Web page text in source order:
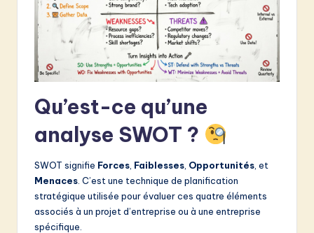
w
o
Qu’est-ce qu’une
analyse SWOT ?
SWOT signifie Forces Faiblesses Opportunités , et
Menaces . C’est une technique de planification
stratégique utilisée pour évaluer ces quatre éléments
associés à un projet d’entreprise ou à une entreprise
spécifique.